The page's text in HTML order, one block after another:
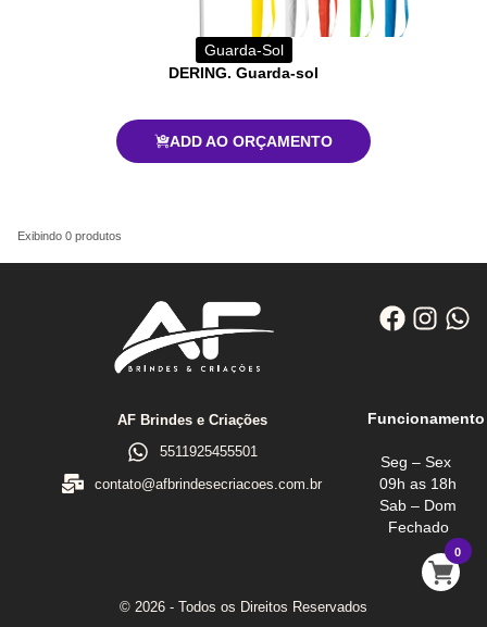
Exibindo 0 produtos
Guarda-Sol
DERING. Guarda-sol
ADD AO ORÇAMENTO
AF Brindes e Criações
5511925455501
contato@afbrindesecriacoes.com.br
Funcionamento
Seg – Sex
09h as 18h
Sab – Dom
Fechado
0
© 2026 - Todos os Direitos Reservados